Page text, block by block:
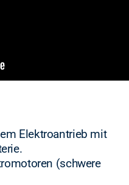
Elektroantrieb mit
(schwere